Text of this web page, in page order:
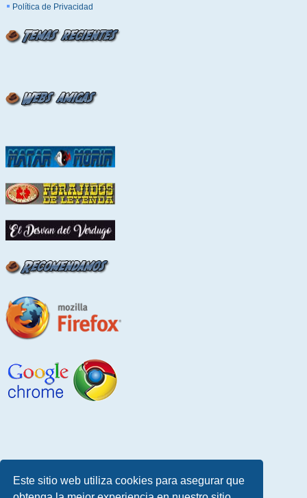
Este sitio web utiliza cookies para asegurar que
Política de Privacidad